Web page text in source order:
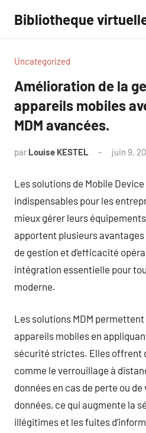
contenu
Bibliotheque
Uncategorized
Amélioration de la
appareils mobiles
MDM avancées.
par Louise KESTEL juin 9,
Les solutions de Mobile
indispensables pour les
mieux gérer leurs
apportent plusieurs
de gestion et d’efficacité
intégration essentielle pour
moderne.
Les solutions MDM
appareils mobiles en
sécurité strictes. Elles offrent
comme le verrouillage à
données en cas de perte ou
données, ce qui augmente la
illégitimes et les fuites